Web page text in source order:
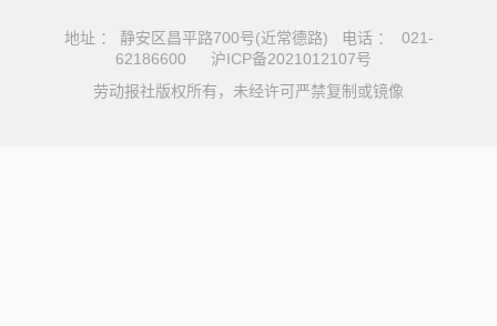
地址 ： 静安区昌平路700号(近常德路) 电话 ： 021-
62186600
沪ICP备2021012107号
劳动报社版权所有，未经许可严禁复制或镜像